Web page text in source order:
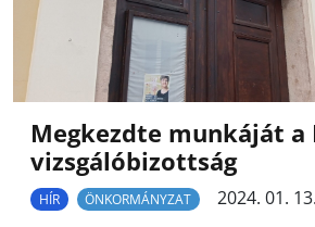
Megkezdte munkáját a
vizsgálóbizottság
HÍR ÖNKORMÁNYZAT
2024. 01. 13.